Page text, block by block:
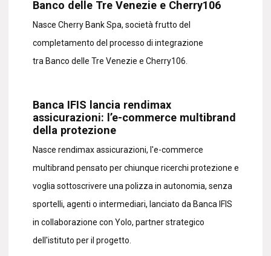
Banco delle Tre Venezie e Cherry106
Nasce Cherry Bank Spa, società frutto del
completamento del processo di integrazione
tra Banco delle Tre Venezie e Cherry106.
Banca IFIS lancia rendimax
assicurazioni: l’e-commerce multibrand
della protezione
Nasce rendimax assicurazioni, l'e-commerce
multibrand pensato per chiunque ricerchi protezione e
voglia sottoscrivere una polizza in autonomia, senza
sportelli, agenti o intermediari, lanciato da Banca IFIS
in collaborazione con Yolo, partner strategico
dell'istituto per il progetto.